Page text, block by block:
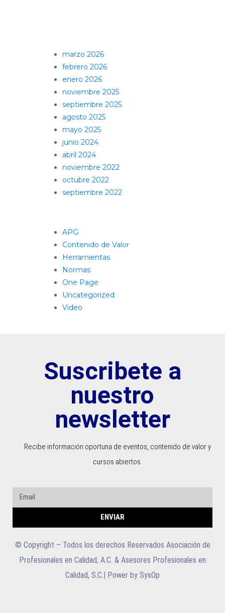
marzo 2026
febrero 2026
enero 2026
noviembre 2025
septiembre 2025
agosto 2025
mayo 2025
junio 2024
abril 2024
noviembre 2022
octubre 2022
septiembre 2022
APG
Contenido de Valor
Herramientas
Normas
One Page
Uncategorized
Video
Suscribete a
nuestro
newsletter
Recibe información oportuna de eventos, contenido de valor y
cursos abiertos.
ENVIAR
© Copyright – Todos los derechos Reservados Asociación de
Profesionales en Calidad, A.C. & Asesores Profesionales en
Calidad, S.C.| Power by SysOp